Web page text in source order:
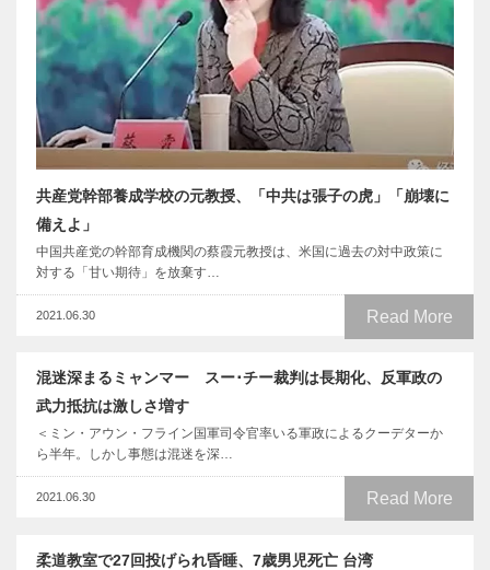
共産党幹部養成学校の元教授、「中共は張子の虎」「崩壊に
備えよ」
中国共産党の幹部育成機関の蔡霞元教授は、米国に過去の対中政策に
対する「甘い期待」を放棄す…
Read More
2021.06.30
混迷深まるミャンマー スー･チー裁判は長期化、反軍政の
武力抵抗は激しさ増す
＜ミン・アウン・フライン国軍司令官率いる軍政によるクーデターか
ら半年。しかし事態は混迷を深…
Read More
2021.06.30
柔道教室で27回投げられ昏睡、7歳男児死亡 台湾